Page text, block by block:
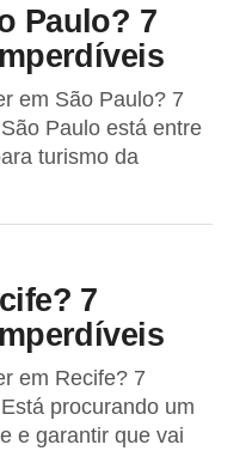
Paulo? 7
em São Paulo? 7
Paulo está entre
turismo da
7
em Recife? 7
procurando um
e garantir que vai